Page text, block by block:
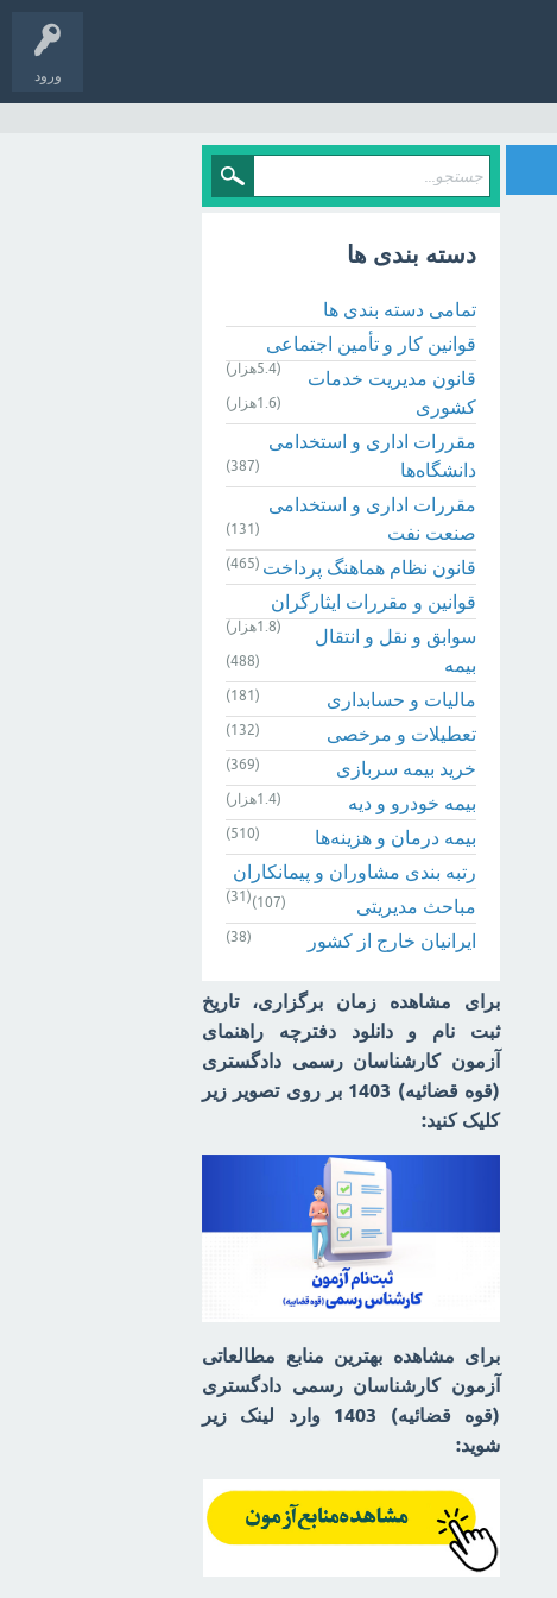
ورود
دسته بندی ها
تمامی دسته بندی ها
قوانین کار و تأمین اجتماعی
(5.4هزار)
قانون مدیریت خدمات
کشوری
(1.6هزار)
مقررات اداری و استخدامی
دانشگاه‌ها
(387)
مقررات اداری و استخدامی
صنعت نفت
(131)
قانون نظام هماهنگ پرداخت (465)
قوانین و مقررات ایثارگران
(1.8هزار)
سوابق و نقل و انتقال
بیمه‌
(488)
مالیات و حسابداری (181)
تعطیلات و مرخصی (132)
خرید بیمه سربازی (369)
بیمه خودرو و دیه (1.4هزار)
بیمه درمان و هزینه‌ها (510)
رتبه بندی مشاوران و پیمانکاران
(31) مباحث مدیریتی (107)
ایرانیان خارج از کشور (38)
برای مشاهده زمان برگزاری، تاریخ
ثبت نام و دانلود دفترچه راهنمای
آزمون کارشناسان رسمی دادگستری
(قوه قضائیه) 1403 بر روی تصویر زیر
کلیک کنید:
برای مشاهده بهترین منابع مطالعاتی
آزمون کارشناسان رسمی دادگستری
(قوه قضائیه) 1403 وارد لینک زیر
شوید: